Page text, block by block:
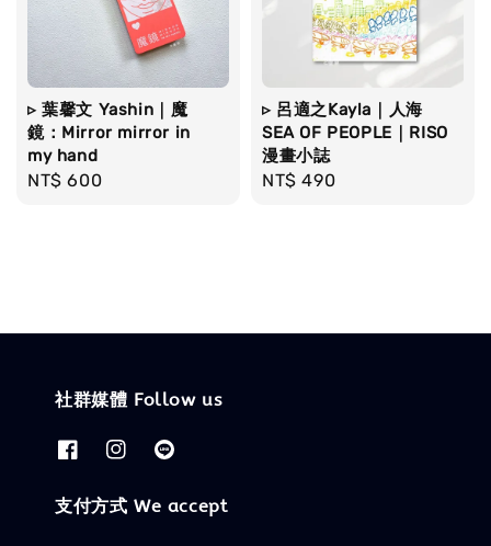
▹ 葉馨文 Yashin｜魔
鏡：Mirror mirror in
my hand
Regular
NT$ 600
▹ 呂適之Kayla｜人海
SEA OF PEOPLE｜RISO
漫畫小誌
Regular
NT$ 490
社群媒體 Follow us
支付方式 We accept